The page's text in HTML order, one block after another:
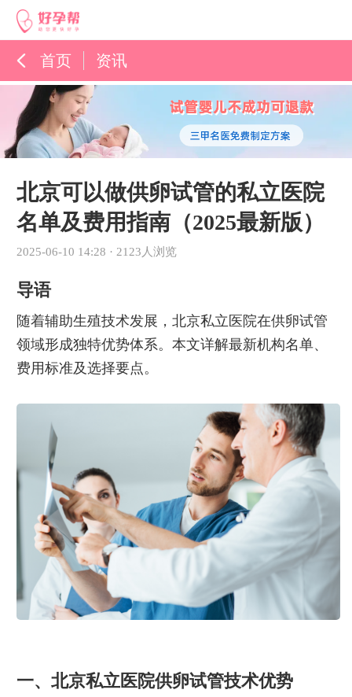
首页 资讯
孕育百科
综合资讯
北京可以做供卵试管的私立医院
名单及费用指南（2025最新版）
2025-06-10 14:28 · 2123人浏览
导语
随着辅助生殖技术发展，北京私立医院在供卵试管
领域形成独特优势体系。本文详解最新机构名单、
费用标准及选择要点。
一、北京私立医院供卵试管技术优势